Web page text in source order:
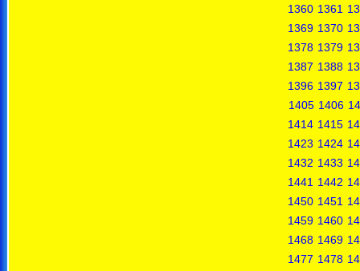
1360 1361
1369 1370
1378 1379
1387 1388
1396 1397
1405 1406
1414 1415
1423 1424
1432 1433
1441 1442
1450 1451
1459 1460
1468 1469
1477 1478